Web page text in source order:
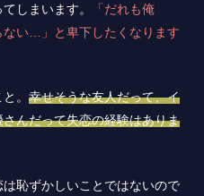
しまいます。
「だれも俺
ない…」と卑下したくなります
。 幸せそうな友人だって、イ
んだって失恋の経験はありま
恥ずかしいことではないので